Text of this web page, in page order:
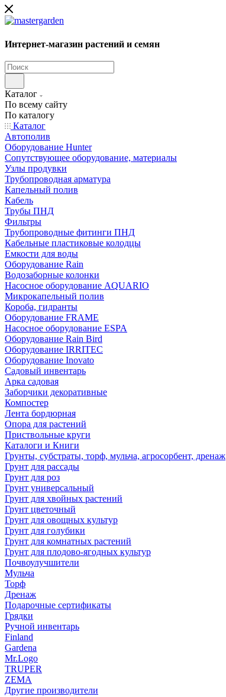
Интернет-магазин растений и семян
Каталог
По всему сайту
По каталогу
Каталог
Автополив
Оборудование Hunter
Сопутствующее оборудование, материалы
Узлы продувки
Трубопроводная арматура
Капельный полив
Кабель
Трубы ПНД
Фильтры
Трубопроводные фитинги ПНД
Кабельные пластиковые колодцы
Емкости для воды
Оборудование Rain
Водозаборные колонки
Насосное оборудование AQUARIO
Микрокапельный полив
Короба, гидранты
Оборудование FRAME
Насосное оборудование ESPA
Оборудование Rain Bird
Оборудование IRRITEC
Оборудование Inovato
Садовый инвентарь
Арка садовая
Заборчики декоративные
Компостер
Лента бордюрная
Опора для растений
Приствольные круги
Каталоги и Книги
Грунты, субстраты, торф, мульча, агросорбент, дренаж
Грунт для рассады
Грунт для роз
Грунт универсальный
Грунт для хвойных растений
Грунт цветочный
Грунт для овощных культур
Грунт для голубики
Грунт для комнатных растений
Грунт для плодово-ягодных культур
Почвоулучшители
Мульча
Торф
Дренаж
Подарочные сертификаты
Грядки
Ручной инвентарь
Finland
Gardena
Mr.Logo
TRUPER
ZEMA
Другие производители